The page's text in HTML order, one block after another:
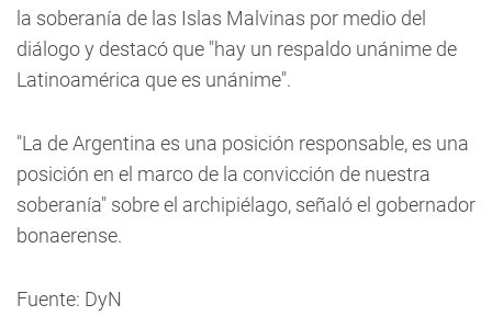
la soberanía de las Islas Malvinas por medio del
diálogo y destacó que "hay un respaldo unánime de
Latinoamérica que es unánime".
"La de Argentina es una posición responsable, es una
posición en el marco de la convicción de nuestra
soberanía" sobre el archipiélago, señaló el gobernador
bonaerense.
Fuente: DyN